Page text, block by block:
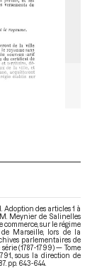
des articles 1 à
Meynier de Salinelles
sur le régime
Marseille, lors de la
parlementaires de
(1787-1799) — Tome
, sous la direction de
pp. 643-644.